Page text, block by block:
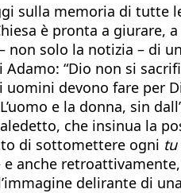
sulla memoria di tutte
è pronta a
non solo la notizia –
“Dio non si
devono fare per
e la donna, sin
che insinua la
di sottomettere ogni tu
e anche
delirante di